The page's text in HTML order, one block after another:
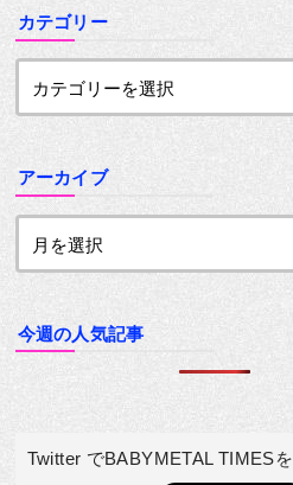
カテゴリー
アーカイブ
今週の人気記事
Twitter でBABYMETAL TIMESを